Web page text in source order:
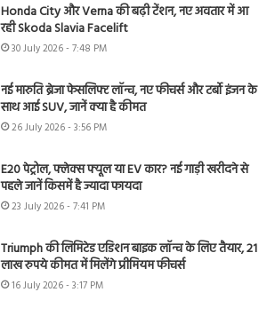
Honda City और Verna की बढ़ी टेंशन, नए अवतार में आ
रही Skoda Slavia Facelift
30 July 2026 - 7:48 PM
नई मारुति ब्रेजा फेसलिफ्ट लॉन्च, नए फीचर्स और टर्बो इंजन के
साथ आई SUV, जानें क्या है कीमत
26 July 2026 - 3:56 PM
E20 पेट्रोल, फ्लेक्स फ्यूल या EV कार? नई गाड़ी खरीदने से
पहले जानें किसमें है ज्यादा फायदा
23 July 2026 - 7:41 PM
Triumph की लिमिटेड एडिशन बाइक लॉन्च के लिए तैयार, 21
लाख रुपये कीमत में मिलेंगे प्रीमियम फीचर्स
16 July 2026 - 3:17 PM